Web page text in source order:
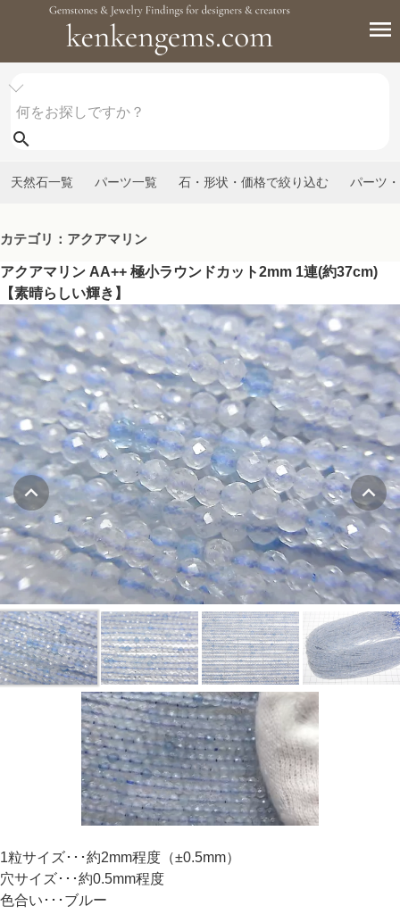
天然石一覧 パーツ一覧 石・形状・価格で絞り込む パーツ
カテゴリ：アクアマリン
アクアマリン AA++ 極小ラウンドカット2mm 1連(約37cm)
【素晴らしい輝き】
1粒サイズ･･･約2mm程度（±0.5mm）
穴サイズ･･･約0.5mm程度
色合い･･･ブルー